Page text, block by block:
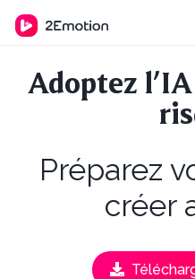
Adoptez
Préparez
créer